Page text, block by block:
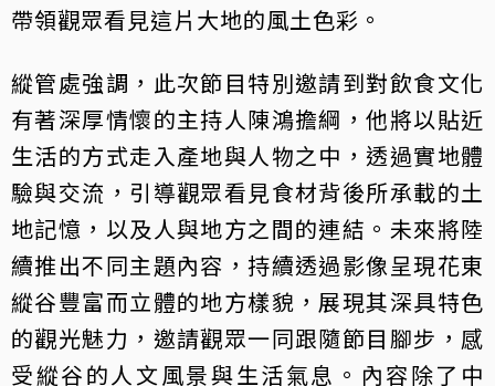
帶領觀眾看見這片大地的風土色彩。
縱管處強調，此次節目特別邀請到對飲食文化
有著深厚情懷的主持人陳鴻擔綱，他將以貼近
生活的方式走入產地與人物之中，透過實地體
驗與交流，引導觀眾看見食材背後所承載的土
地記憶，以及人與地方之間的連結。未來將陸
續推出不同主題內容，持續透過影像呈現花東
縱谷豐富而立體的地方樣貌，展現其深具特色
的觀光魅力，邀請觀眾一同跟隨節目腳步，感
受縱谷的人文風景與生活氣息。內容除了中